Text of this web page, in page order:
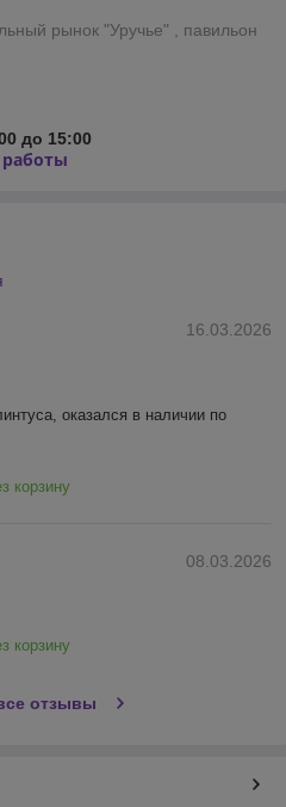
рынок "Уручье" , павильон
до 15:00
16.03.2026
оказался в наличии по
корзину
08.03.2026
корзину
отзывы